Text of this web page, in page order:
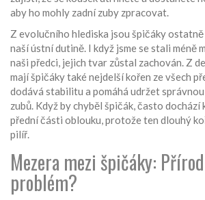
aby ho mohly zadní zuby zpracovat.
Z evolučního hlediska jsou špičáky
naší ústní dutině. I když jsme se stali méně
naši předci, jejich tvar zůstal zachován. Z
mají špičáky také nejdelší kořen ze všech
dodává stabilitu a pomáhá udržet
zubů. Když by chyběl špičák, často dochází
přední části oblouku, protože ten dlouhý
pilíř.
Mezera mezi špičáky:
problém?